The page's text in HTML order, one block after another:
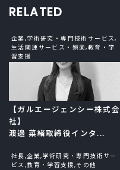
RELATED
企業,学術研究・専門技術サービス,
生活関連サービス・娯楽,教育・学
習支援
【ガルエージェンシー株式会
社】
渡邉 菜緒取締役インタ...
社長,企業,学術研究・専門技術サー
ビス,教育・学習支援,その他